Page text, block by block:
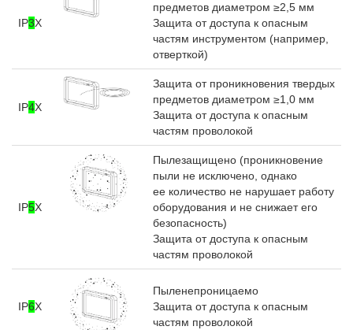
IP3X
предметов диаметром ≥2,5 мм
Защита от доступа к опасным
частям инструментом (например,
отверткой)
IP4X
Защита от проникновения твердых
предметов диаметром ≥1,0 мм
Защита от доступа к опасным
частям проволокой
IP5X
Пылезащищено (проникновение
пыли не исключено, однако
ее количество не нарушает работу
оборудования и не снижает его
безопасность)
Защита от доступа к опасным
частям проволокой
IP6X
Пыленепроницаемо
Защита от доступа к опасным
частям проволокой